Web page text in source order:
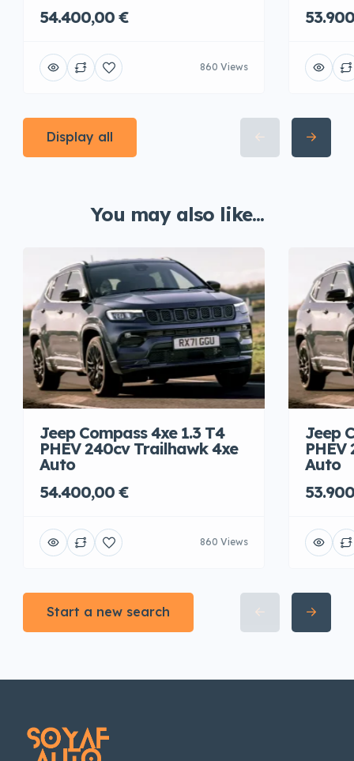
54.400,00 €
860 Views
Display all
You may also like...
Jeep Compass 4xe 1.3 T4
PHEV 240cv Trailhawk 4xe
Auto
54.400,00 €
860 Views
Jeep
Auto
Start a new search